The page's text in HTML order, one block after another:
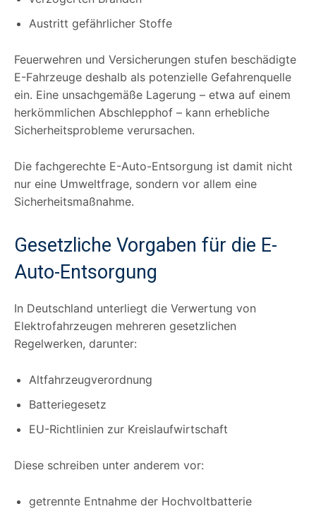
Austritt gefährlicher Stoffe
Feuerwehren und Versicherungen stufen beschädigte
E-Fahrzeuge deshalb als potenzielle Gefahrenquelle
ein. Eine unsachgemäße Lagerung – etwa auf einem
herkömmlichen Abschlepphof – kann erhebliche
Sicherheitsprobleme verursachen.
Die fachgerechte E-Auto-Entsorgung ist damit nicht
nur eine Umweltfrage, sondern vor allem eine
Sicherheitsmaßnahme.
Gesetzliche Vorgaben für die E-
Auto-Entsorgung
In Deutschland unterliegt die Verwertung von
Elektrofahrzeugen mehreren gesetzlichen
Regelwerken, darunter:
Altfahrzeugverordnung
Batteriegesetz
EU-Richtlinien zur Kreislaufwirtschaft
Diese schreiben unter anderem vor:
getrennte Entnahme der Hochvoltbatterie